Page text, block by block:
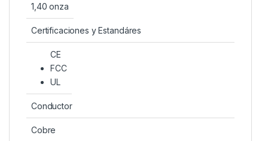
1,40 onza
Certificaciones y Estandáres
CE
FCC
UL
Conductor
Cobre